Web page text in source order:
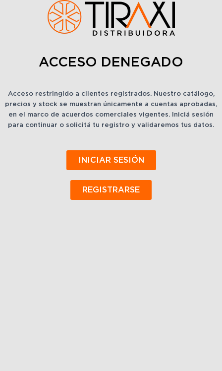
ACCESO DENEGADO
Acceso restringido a clientes registrados. Nuestro catálogo,
precios y stock se muestran únicamente a cuentas aprobadas,
en el marco de acuerdos comerciales vigentes. Iniciá sesión
para continuar o solicitá tu registro y validaremos tus datos.
INICIAR SESIÓN
REGISTRARSE